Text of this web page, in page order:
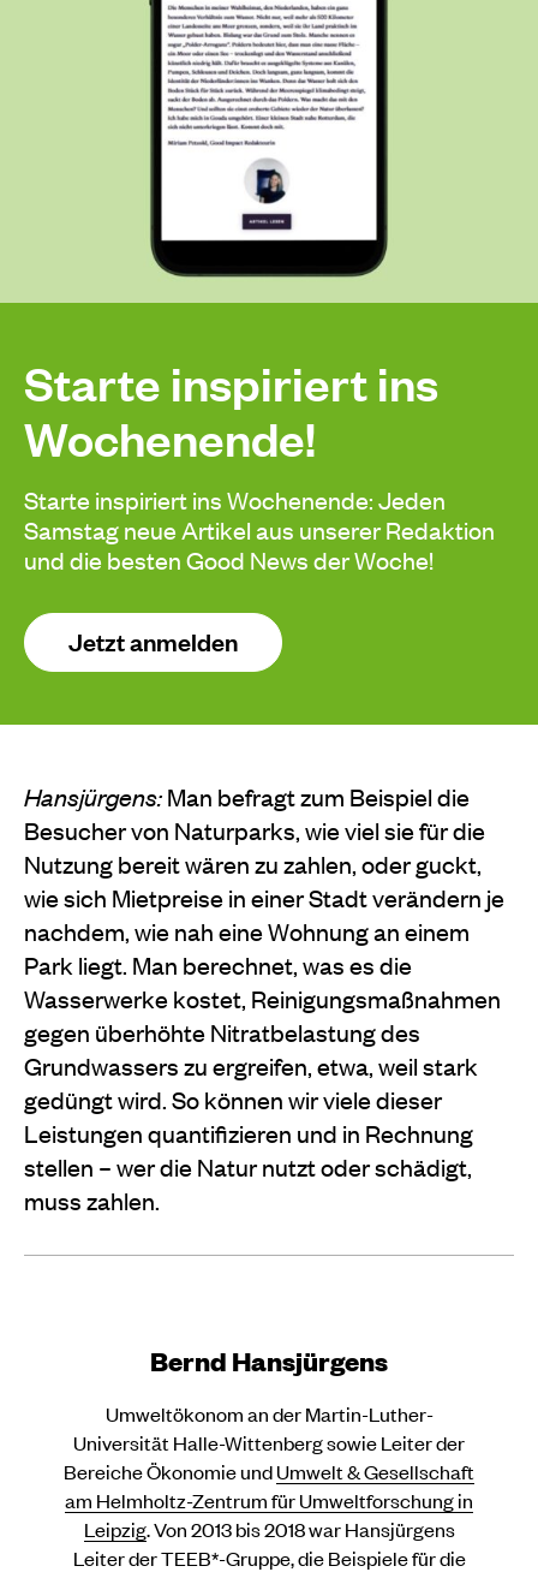
Starte inspiriert ins
Wochenende!
Starte inspiriert ins Wochenende: Jeden
Samstag neue Artikel aus unserer Redaktion
und die besten Good News der Woche!
Jetzt anmelden
Hansjürgens:Man befragt zum Beispiel die
Besucher von Naturparks, wie viel sie für die
Nutzung bereit wären zu zahlen, oder guckt,
wie sich Mietpreise in einer Stadt verändern je
nachdem, wie nah eine Wohnung an einem
Park liegt. Man berechnet, was es die
Wasserwerke kostet, Reinigungsmaßnahmen
gegen überhöhte Nitratbelastung des
Grundwassers zu ergreifen, etwa, weil stark
gedüngt wird. So können wir viele dieser
Leistungen quantifizieren und in Rechnung
stellen – wer die Natur nutzt oder schädigt,
muss zahlen.
Bernd Hansjürgens
Umweltökonom an der Martin-Luther-
Universität Halle-Wittenberg sowie Leiter der
Bereiche Ökonomie undUmwelt & Gesellschaft
am Helmholtz-Zentrum für Umweltforschung in
Leipzig. Von 2013 bis 2018 war Hansjürgens
Leiter der TEEB*-Gruppe, die Beispiele für die